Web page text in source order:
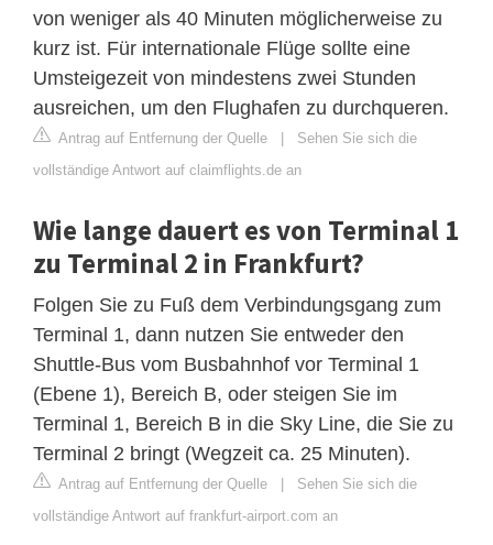
von weniger als 40 Minuten möglicherweise zu
kurz ist. Für internationale Flüge sollte eine
Umsteigezeit von mindestens zwei Stunden
ausreichen, um den Flughafen zu durchqueren.
Antrag auf Entfernung der Quelle | Sehen Sie sich die
vollständige Antwort auf claimflights.de an
Wie lange dauert es von Terminal 1
zu Terminal 2 in Frankfurt?
Folgen Sie zu Fuß dem Verbindungsgang zum
Terminal 1, dann nutzen Sie entweder den
Shuttle-Bus vom Busbahnhof vor Terminal 1
(Ebene 1), Bereich B, oder steigen Sie im
Terminal 1, Bereich B in die Sky Line, die Sie zu
Terminal 2 bringt (Wegzeit ca. 25 Minuten).
Antrag auf Entfernung der Quelle | Sehen Sie sich die
vollständige Antwort auf frankfurt-airport.com an